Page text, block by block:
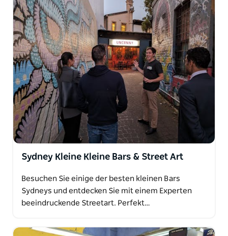
Sydney Kleine Kleine Bars & Street Art
Besuchen Sie einige der besten kleinen Bars
Sydneys und entdecken Sie mit einem Experten
beeindruckende Streetart. Perfekt…